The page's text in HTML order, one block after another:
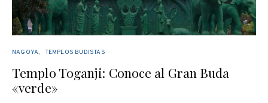
NAGOYA TEMPLOS BUDISTAS
Templo Toganji: Conoce al Gran Buda
«verde»